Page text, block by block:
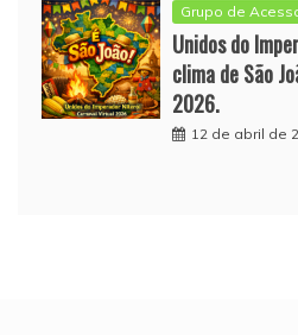
Grupo de
Unidos do
clima de São
2026.
12 de abril de